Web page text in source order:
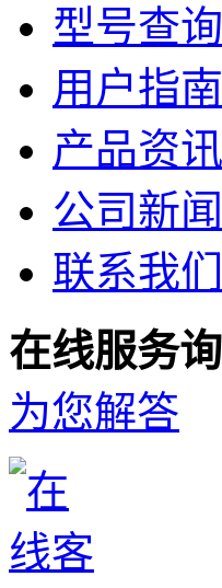
型号查询
用户指南
产品资讯
公司新闻
联系我们
在线服务
为您解答